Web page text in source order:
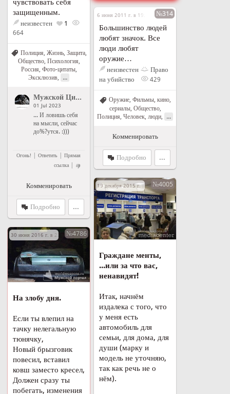
защищенным.
неизвестен 1
664
Полиция Жизнь Защита
Общество, Психология,
Россия, Фото-цитаты,
Эксклюзив, ...
Мужской Цитатник Рунета "> Мужской Цитатник Рунета
01 Jul 2023
... И ловишь себя
на мысли, сейчас
до%?утся. :)))
Огонь! Ответить
Прямая
ссылка
Комменировать
Подробно ...
6 июня 2011 г. в 19:52 №314
Большинство людей
любят значок. Все
люди любят
оружие…
неизвестен
Право
на убийство
429
Оружие, Фильмы, кино,
сериалы, Общество,
Полиция Человек, люди ...
Комменировать
Подробно ...
19 декабря 2015 г. в 22:53№4005
Граждане менты,
...или за что вас,
ненавидят!
Итак, начнём
издалека с того, что
у меня есть
автомобиль для
семьи, для дома, для
души (марку и
модель не уточняю,
так как речь не о
нём).
30 июня 2016 г. в 22:42№4786
На злобу дня.
Если ты влепил на
тачку нелегальную
тюнячку,
Новый брызговик
повесил, вставил
ковш заместо кресел,
Должен сразу ты
побегать, изменения